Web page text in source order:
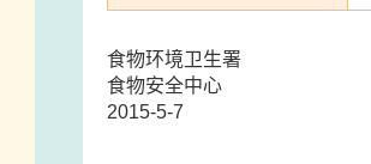
食物环境卫生署
食物安全中心
2015-5-7